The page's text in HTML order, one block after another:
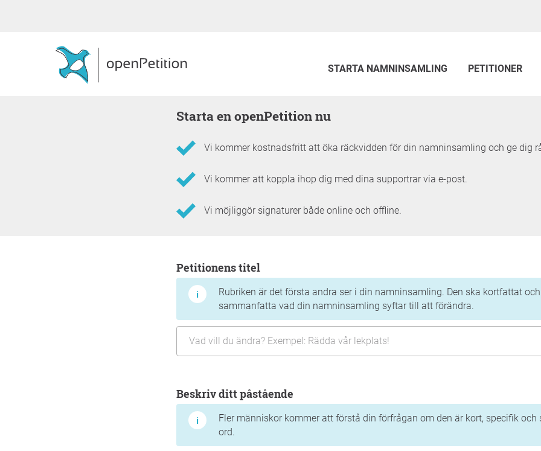
STARTA NAMNINSAMLING PETITIONER
Starta en openPetition nu
Vi kommer kostnadsfritt att öka räckvidden för din namninsamling och ge dig
Vi kommer att koppla ihop dig med dina supportrar via e-post.
Vi möjliggör signaturer både online och offline.
Petitionens titel
Rubriken är det första andra ser i din namninsamling. Den ska kortfattat
sammanfatta vad din namninsamling syftar till att förändra.
Beskriv ditt påstående
Fler människor kommer att förstå din förfrågan om den är kort, specifik och
ord.